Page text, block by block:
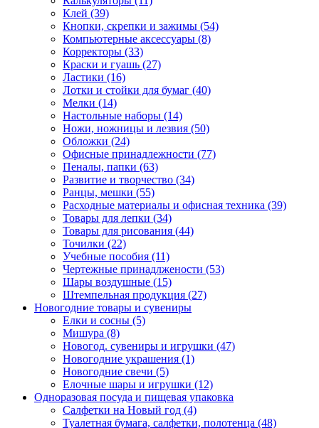
Клей (39)
Кнопки, скрепки и зажимы (54)
Компьютерные аксессуары (8)
Корректоры (33)
Краски и гуашь (27)
Ластики (16)
Лотки и стойки для бумаг (40)
Мелки (14)
Настольные наборы (14)
Ножи, ножницы и лезвия (50)
Обложки (24)
Офисные принадлежности (77)
Пеналы, папки (63)
Развитие и творчество (34)
Ранцы, мешки (55)
Расходные материалы и офисная техника (39)
Товары для лепки (34)
Товары для рисования (44)
Точилки (22)
Учебные пособия (11)
Чертежные принадлжености (53)
Шары воздушные (15)
Штемпельная продукция (27)
Новогодние товары и сувениры
Елки и сосны (5)
Мишура (8)
Новогод. сувениры и игрушки (47)
Новогодние украшения (1)
Новогодние свечи (5)
Елочные шары и игрушки (12)
Одноразовая посуда и пищевая упаковка
Салфетки на Новый год (4)
Туалетная бумага, салфетки, полотенца (48)